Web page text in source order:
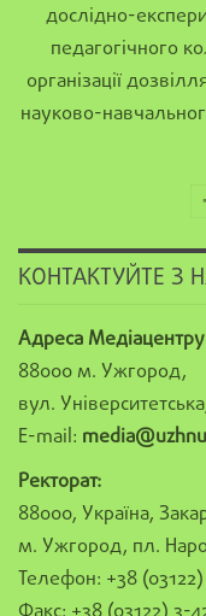
дослідно-
педагогічного
організації
науково-
КОНТАКТУЙТЕ З
Адреса
88000 м. Ужгород,
вул.
E-mail:
Ректорат:
88000, Україна,
м. Ужгород, пл.
Телефон: +38